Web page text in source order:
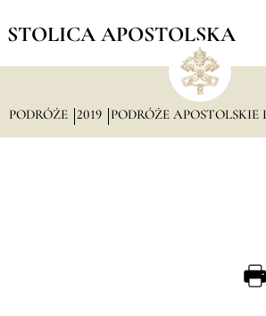
STOLICA APOSTOLSKA
PODRÓŻE 2019 PODRÓŻE